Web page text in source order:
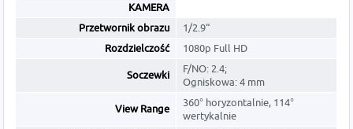
KAMERA
Przetwornik obrazu
1/2.9“
Rozdzielczość
1080p Full HD
Soczewki
F/NO: 2.4;
Ogniskowa: 4 mm
View Range
360° horyzontalnie, 114°
wertykalnie